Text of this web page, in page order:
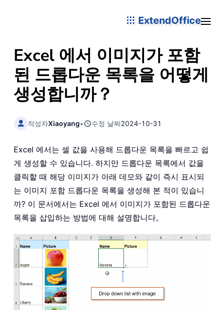
ExtendOffice
Excel 에서 이미지가 포함
된 드롭다운 목록을 어떻게
생성합니까？
작성자Xiaoyang• 수정 날짜2024-10-31
Excel 에서는 셀 값을 사용해 드롭다운 목록을 빠르고 쉽
게 생성할 수 있습니다. 하지만 드롭다운 목록에서 값을
클릭할 때 해당 이미지가 아래 데모와 같이 즉시 표시되
는 이미지 포함 드롭다운 목록을 생성해 본 적이 있습니
까? 이 문서에서는 Excel 에서 이미지가 포함된 드롭다운
목록을 삽입하는 방법에 대해 설명합니다。